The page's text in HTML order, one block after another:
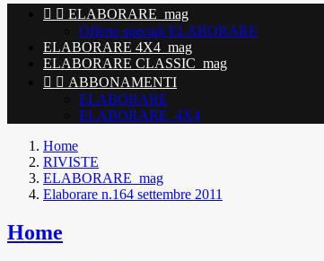
  ELABORARE_mag
Offerte speciali ELABORARE
ELABORARE 4X4_mag
ELABORARE CLASSIC_mag
  ABBONAMENTI
ELABORARE
ELABORARE_4X4
Home
RIVISTE
ELABORARE_mag
Elaborare n.164 settembre 2011
Home